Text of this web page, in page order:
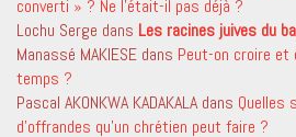
converti » ? Ne l’était-il pas déjà ?
Lochu Serge dans Les racines juives du
Manassé MAKIESE dans Peut-on croire et
temps ?
Pascal AKONKWA KADAKALA dans Quelles
d’offrandes qu’un chrétien peut faire ?